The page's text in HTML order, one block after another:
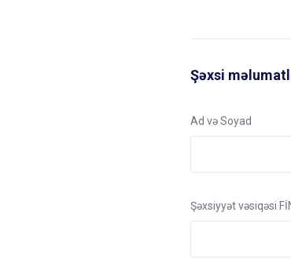
Şəxsi
Ad və Soyad
Şəxsiyyət vəsiqəsi